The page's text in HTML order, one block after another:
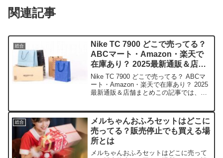
関連記事
総合
Nike TC 7900 どこで売ってる？
ABCマート・Amazon・楽天で
在庫あり？ 2025最新通販＆店舗
まとめ
Nike TC 7900 どこで売ってる？ ABCマ
ート・Amazon・楽天で在庫あり？ 2025
最新通販＆店舗まとめこの記事では、
紹介します。厚底でスタイ...
総合
メルちゃんおふろセットはどこに
売ってる？販売停止でも買える場
所とは
メルちゃんおふろセットはどこに売って